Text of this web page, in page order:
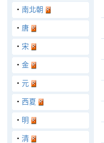
‧ 南北朝
‧ 唐
‧ 宋
‧ 金
‧ 元
‧ 西夏
‧ 明
‧ 清